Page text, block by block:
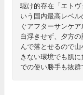
駆け的存在「エトヴ
いう国内最高レベ
ぐアフターサンケ
白浮きせず、夕方
んで落とせるので
きない環境でも肌
での使い勝手も抜群